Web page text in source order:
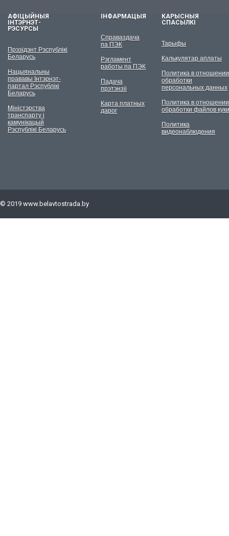
АФІЦЫЙНЫЯ
ІНТЭРНЭТ-
РЭСУРСЫ
Прэзідэнт Рэспублікі
Беларусь
Нацыянальны
прававы Інтэрнэт-
партал Рэспублікі
Беларусь
Міністэрства
транспарту і
камунікацый
Рэспублікі Беларусь
ІНФАРМАЦЫЯ
Справаздача
па ПЭК
Рэгламент
работы па ПЭК
Падача
прэтэнзіі
Карта платных
дарог
КАРЫСНЫЯ
СПАСЫЛКІ
Тарыфы
Калькулятар аплаты
Политика в отношении
обработки
персональных данных
Политика в отношении
обработки файлов куки
Политика
видеонаблюдения
© 2019 www.belavtostrada.by